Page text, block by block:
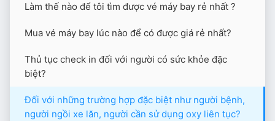
Làm thế nào để tôi tìm được vé máy bay rẻ nhất ?
Mua vé máy bay lúc nào để có được giá rẻ nhất?
Thủ tục check in đối với người có sức khỏe đặc
biệt?
Đối với những trường hợp đặc biệt như người bệnh,
người ngồi xe lăn, người cần sử dụng oxy liên tục?